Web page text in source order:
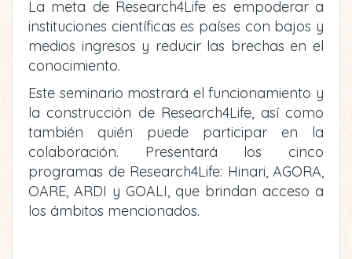
La meta de Research4Life es empoderar a
instituciones científicas es países con bajos y
medios ingresos y reducir las brechas en el
conocimiento.
Este seminario mostrará el funcionamiento y
la construcción de Research4Life, así como
también quién puede participar en la
colaboración. Presentará los cinco
programas de Research4Life: Hinari, AGORA,
OARE, ARDI y GOALI, que brindan acceso a
los ámbitos mencionados.